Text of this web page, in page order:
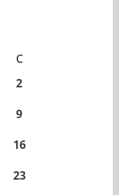
С
2
9
16
23